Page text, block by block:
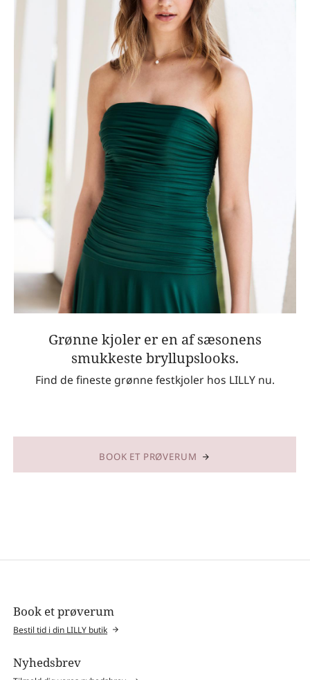
Grønne kjoler er en af sæsonens
smukkeste bryllupslooks.
Find de fineste grønne festkjoler hos LILLY nu.
BOOK ET PRØVERUM
Book et prøverum
Bestil tid i din LILLY butik
Nyhedsbrev